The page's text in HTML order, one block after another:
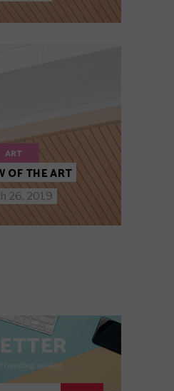
ART
OF THE ART
26, 2019
trending related.